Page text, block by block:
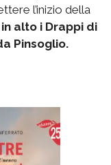
l’inizio della
alto i Drappi di
Pinsoglio.